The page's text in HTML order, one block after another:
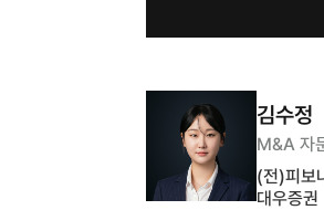
김수정
M&A 자
(전)피보
대우증권